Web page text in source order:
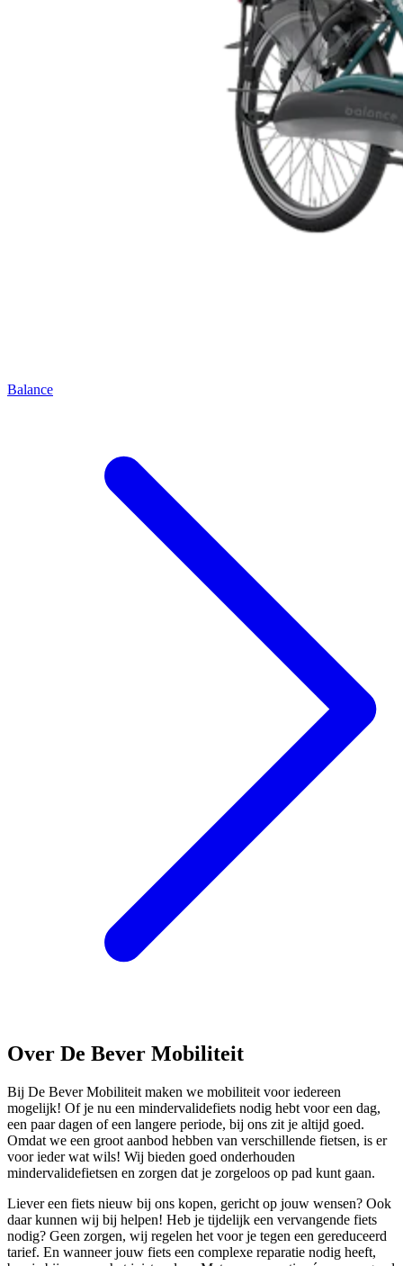
Balance
Over De Bever Mobiliteit
Bij De Bever Mobiliteit maken we mobiliteit voor iedereen
mogelijk! Of je nu een mindervalidefiets nodig hebt voor een dag,
een paar dagen of een langere periode, bij ons zit je altijd goed.
Omdat we een groot aanbod hebben van verschillende fietsen, is er
voor ieder wat wils! Wij bieden goed onderhouden
mindervalidefietsen en zorgen dat je zorgeloos op pad kunt gaan.
Liever een fiets nieuw bij ons kopen, gericht op jouw wensen? Ook
daar kunnen wij bij helpen! Heb je tijdelijk een vervangende fiets
nodig? Geen zorgen, wij regelen het voor je tegen een gereduceerd
tarief. En wanneer jouw fiets een complexe reparatie nodig heeft,